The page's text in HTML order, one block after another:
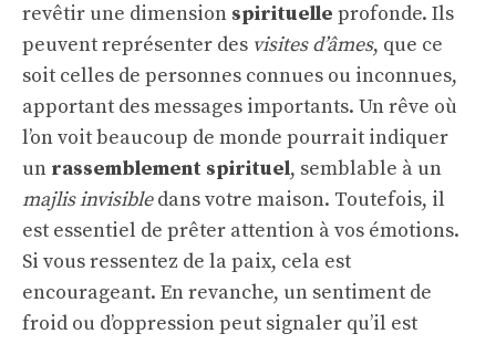
revêtir une dimension spirituelle profonde. Ils
peuvent représenter des visites d’âmes, que ce
soit celles de personnes connues ou inconnues,
apportant des messages importants. Un rêve où
l’on voit beaucoup de monde pourrait indiquer
un rassemblement spirituel, semblable à un
majlis invisibledans votre maison. Toutefois, il
est essentiel de prêter attention à vos émotions.
Si vous ressentez de la paix, cela est
encourageant. En revanche, un sentiment de
froid ou d’oppression peut signaler qu’il est